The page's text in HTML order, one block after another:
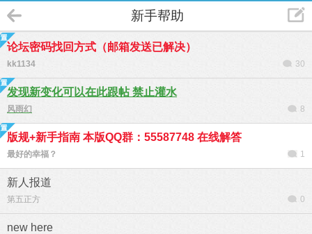
新手帮助
论坛密码找回方式（邮箱发送已解决）
kk1134 30
发现新变化可以在此跟帖 禁止灌水
风雨幻 8
版规+新手指南 本版QQ群：55587748 在线解答
最好的幸福？ 1
新人报道
第五正方 0
new here